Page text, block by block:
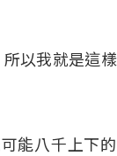
以我就是這
能八千上下